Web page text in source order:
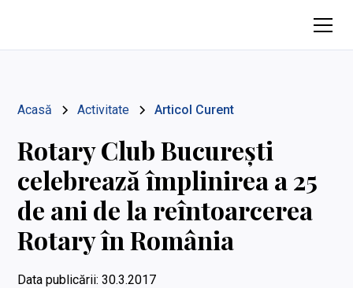
Acasă Activitate Articol Curent
Rotary Club București
celebrează împlinirea a 25
de ani de la reîntoarcerea
Rotary în România
Data publicării: 30.3.2017